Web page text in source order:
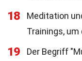
18
Meditation
Trainings, um
19
Der Begriff